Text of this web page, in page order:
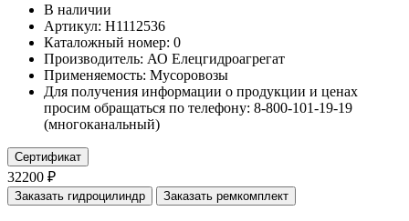
В наличии
Артикул: Н1112536
Каталожный номер: 0
Производитель: АО Елецгидроагрегат
Применяемость: Мусоровозы
Для получения информации о продукции и ценах
просим обращаться по телефону: 8-800-101-19-19
(многоканальный)
Сертификат
32200 ₽
Заказать гидроцилиндр Заказать ремкомплект